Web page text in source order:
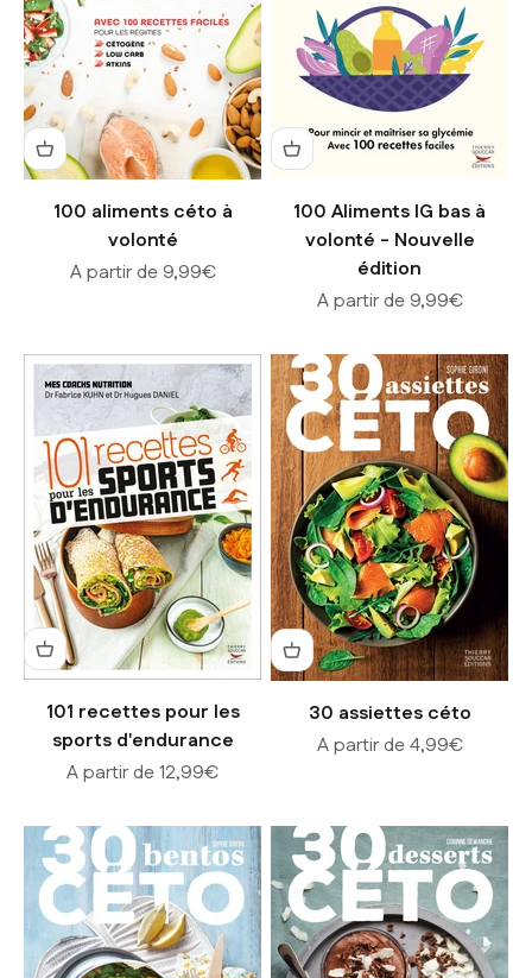
100 aliments céto à
volonté
Prix de vente
A partir de 9,99€
100 Aliments IG bas à
volonté - Nouvelle
édition
Prix de vente
A partir de 9,99€
101 recettes pour les
sports d'endurance
Prix de vente
A partir de 12,99€
30 assiettes céto
Prix de vente
A partir de 4,99€